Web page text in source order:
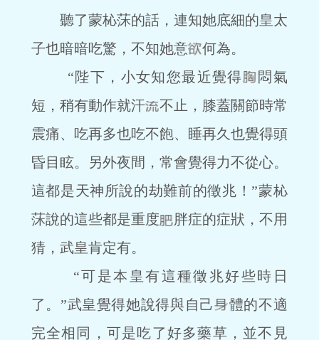
聽了蒙杺莯的話，連知她底細的皇太
子也暗暗吃驚，不知她意
何為。
“陛下，小女知您最近覺得
悶氣
短，稍有動作就汗
不止，膝蓋關節時常
震痛、吃再多也吃不飽、睡再久也覺得頭
昏目眩。另外夜間，常會覺得力不從心。
這都是天神所說的劫難前的徵兆！”蒙杺
莯說的這些都是重度
胖症的症狀，不用
猜，武皇肯定有。
“可是本皇有這種徵兆好些時日
了。”武皇覺得她說得與自己
體的不適
完全相同，可是吃了好多藥草，並不見